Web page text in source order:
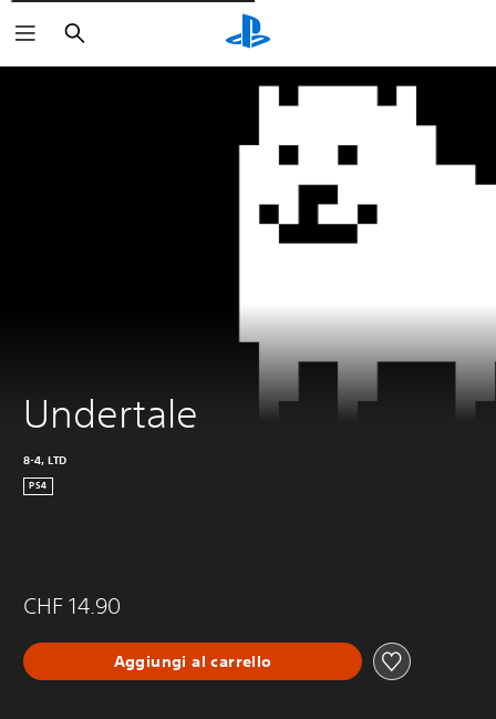
Cerca
Undertale
8-4, LTD
PS4
CHF 14.90
Aggiungi al carrello